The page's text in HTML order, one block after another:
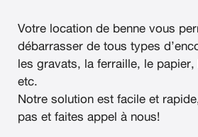
Votre location de benne vous
débarrasser de tous types
les gravats, la ferraille, le
etc.
Notre solution est facile et
pas et faites appel à nous!